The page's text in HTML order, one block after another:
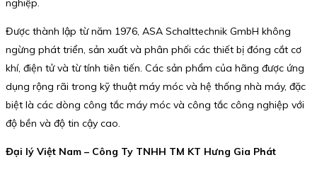
nghiệp.
Được thành lập từ năm 1976, ASA Schalttechnik GmbH không
ngừng phát triển, sản xuất và phân phối các thiết bị đóng cắt cơ
khí, điện tử và từ tính tiên tiến. Các sản phẩm của hãng được ứng
dụng rộng rãi trong kỹ thuật máy móc và hệ thống nhà máy, đặc
biệt là các dòng công tắc máy móc và công tắc công nghiệp với
độ bền và độ tin cậy cao.
Đại lý Việt Nam – Công Ty TNHH TM KT Hưng Gia Phát